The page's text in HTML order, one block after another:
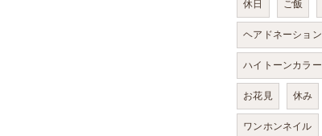
休日 ご飯
ヘアドネーション
ハイトーンカラー
お花見 休み
ワンホンネイル